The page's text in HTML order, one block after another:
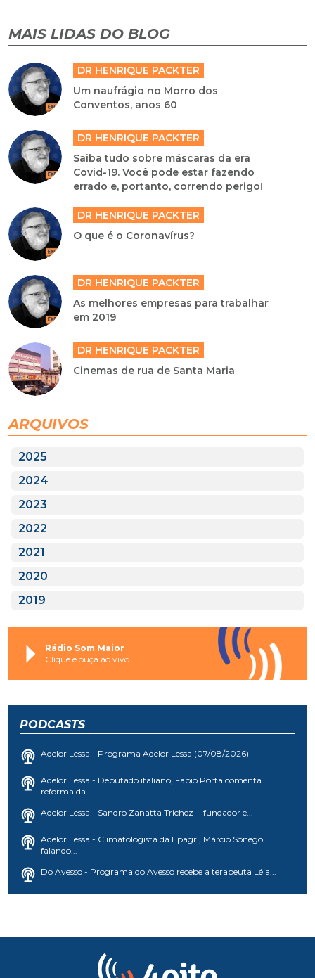
MAIS LIDAS DO BLOG
DR HENRIQUE PACKTER
Um naufrágio no Morro dos
Conventos, anos 60
DR HENRIQUE PACKTER
Saiba tudo sobre máscaras da era
Covid-19. Você pode estar fazendo
errado e, portanto, correndo perigo!
DR HENRIQUE PACKTER
O que é o Coronavírus?
DR HENRIQUE PACKTER
As melhores empresas para trabalhar
em 2019
DR HENRIQUE PACKTER
Cinemas de rua de Santa Maria
ARQUIVOS
2025
2024
2023
2022
2021
2020
2019
Rádio Som Maior
Clique e ouça ao vivo
PODCASTS
Adelor Lessa - Programa Adelor Lessa (07/08/2026)
Adelor Lessa - Deputado italiano, Fabio Porta comenta
reforma da...
Adelor Lessa - Sandro Zanatta Trichez - fundador e...
Adelor Lessa - Climatologista da Epagri, Márcio Sônego
falando...
Do Avesso - Programa do Avesso recebe a terapeuta Léia...